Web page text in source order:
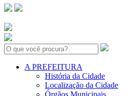
Search:
A PREFEITURA
História da Cidade
Localização da Cidade